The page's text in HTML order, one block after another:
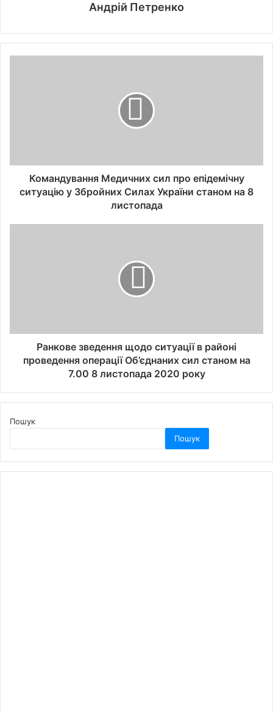
Андрій Петренко
Командування Медичних сил про епідемічну
ситуацію у Збройних Силах України станом на 8
листопада
Ранкове зведення щодо ситуації в районі
проведення операції Об’єднаних сил станом на
7.00 8 листопада 2020 року
Пошук
Пошук